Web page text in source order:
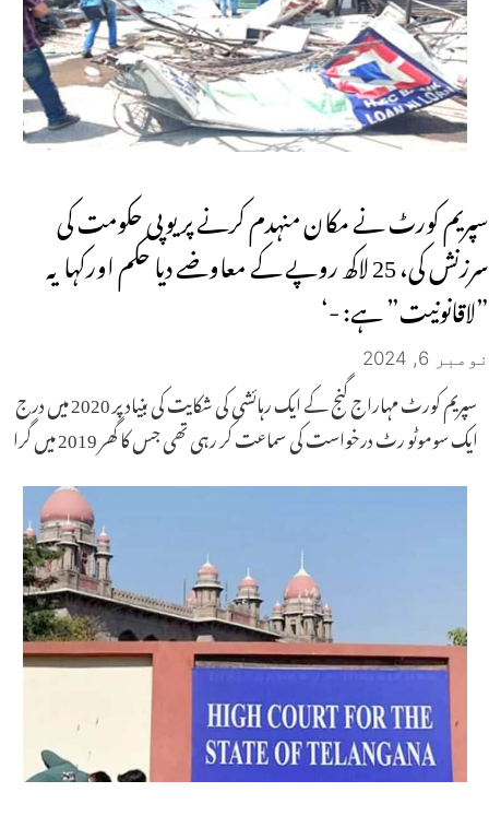
سپریم کورٹ نے مکان منہدم کرنے پر یوپی حکومت کی
سرزنش کی، 25 لاکھ روپے کے معاوضے دیا حکم اورکہا یہ
”لاقانونیت” ہے: -‘
نومبر 6, 2024
سپریم کورٹ مہاراج گنج کے ایک رہائشی کی شکایت کی بنیاد پر 2020 میں درج
ایک سوموٹو رٹ درخواست کی سماعت کر رہی تھی جس کا گھر 2019 میں گرا